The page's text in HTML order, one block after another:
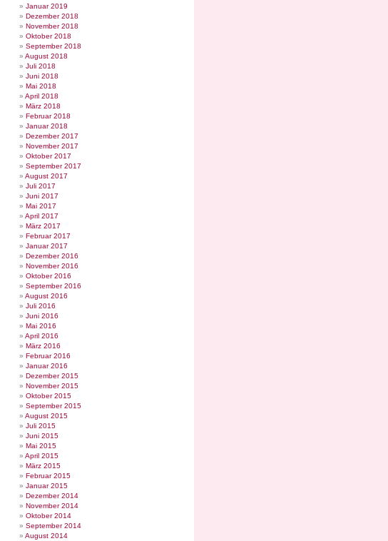
Januar 2019
Dezember 2018
November 2018
Oktober 2018
September 2018
August 2018
Juli 2018
Juni 2018
Mai 2018
April 2018
März 2018
Februar 2018
Januar 2018
Dezember 2017
November 2017
Oktober 2017
September 2017
August 2017
Juli 2017
Juni 2017
Mai 2017
April 2017
März 2017
Februar 2017
Januar 2017
Dezember 2016
November 2016
Oktober 2016
September 2016
August 2016
Juli 2016
Juni 2016
Mai 2016
April 2016
März 2016
Februar 2016
Januar 2016
Dezember 2015
November 2015
Oktober 2015
September 2015
August 2015
Juli 2015
Juni 2015
Mai 2015
April 2015
März 2015
Februar 2015
Januar 2015
Dezember 2014
November 2014
Oktober 2014
September 2014
August 2014